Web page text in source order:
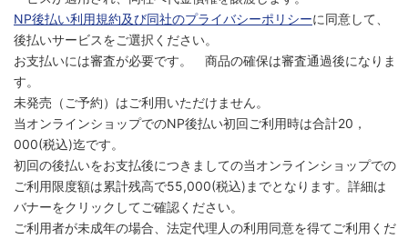
NP後払い利用規約及び同社のプライバシーポリシーに同意して、
後払いサービスをご選択ください。
お支払いには審査が必要です。 商品の確保は審査通過後になりま
す。
未発売（ご予約）はご利用いただけません。
当オンラインショップでのNP後払い初回ご利用時は合計20，
000(税込)迄です。
初回の後払いをお支払後につきましての当オンラインショップでの
ご利用限度額は累計残高で55,000(税込)までとなります。詳細は
バナーをクリックしてご確認ください。
ご利用者が未成年の場合、法定代理人の利用同意を得てご利用くだ